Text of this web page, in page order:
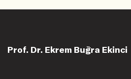
Prof. Dr. Ekrem Buğra Ekinci